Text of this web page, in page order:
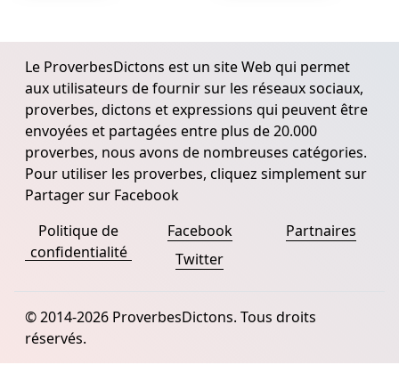
Le ProverbesDictons est un site Web qui permet
aux utilisateurs de fournir sur les réseaux sociaux,
proverbes, dictons et expressions qui peuvent être
envoyées et partagées entre plus de 20.000
proverbes, nous avons de nombreuses catégories.
Pour utiliser les proverbes, cliquez simplement sur
Partager sur Facebook
Politique de
confidentialité
Facebook
Twitter
Partnaires
© 2014-2026 ProverbesDictons. Tous droits
réservés.